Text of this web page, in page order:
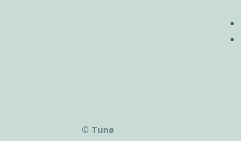
© Tunø